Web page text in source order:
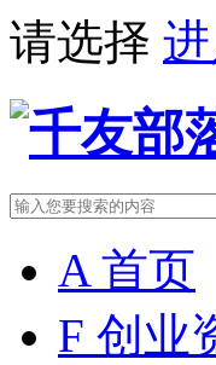
请选择
A 首页
F 创业